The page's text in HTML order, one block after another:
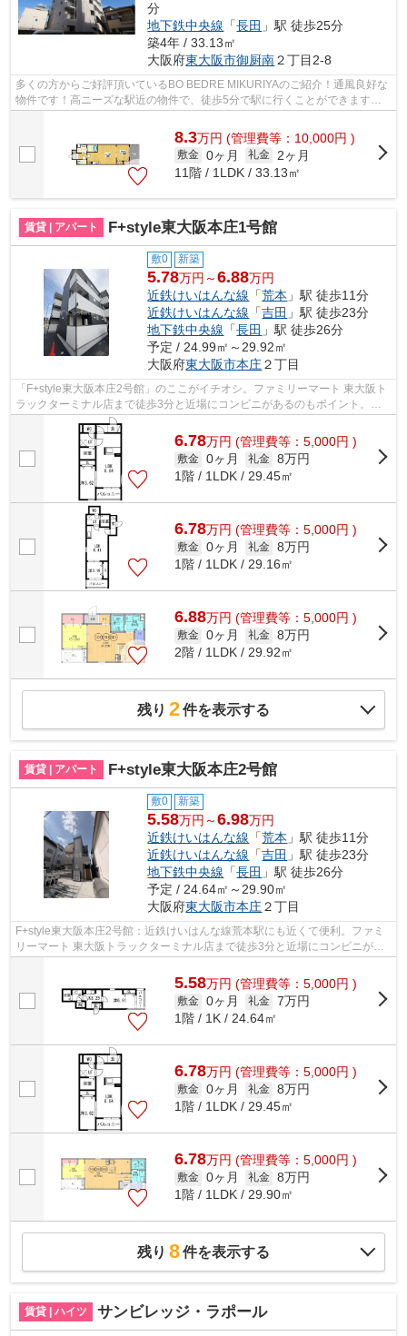
分
地下鉄中央線 「長田 」駅 徒歩25分
築4年 / 33.13㎡
大阪府東大阪市御厨南２丁目2-8
多くの方からご好評頂いているBO BEDRE MIKURIYAのご紹介！通風良好な
物件です！高ニーズな駅近の物件で、徒歩5分で駅に行くことができます！
8.3万円 (管理費等：10,000円 )
敷金 0ヶ月 礼金
2ヶ月
11階 / 1LDK / 33.13㎡
賃貸 | アパート F+style東大阪本庄1号館
敷0 新築
5.78万円～6.88万円
近鉄けいはんな線 「荒本 」駅 徒歩11分
近鉄けいはんな線 「吉田 」駅 徒歩23分
地下鉄中央線 「長田 」駅 徒歩26分
予定 / 24.99㎡～29.92㎡
大阪府東大阪市本庄２丁目
「F+style東大阪本庄2号館」のここがイチオシ。ファミリーマート 東大阪ト
ラックターミナル店まで徒歩3分と近場にコンビニがあるのもポイント。こ
ちらの物件はアパートです。周辺に駅...
6.78万円 (管理費等：5,000円 )
敷金 0ヶ月 礼金 8万円
1階 / 1LDK / 29.45㎡
6.78万円 (管理費等：5,000円 )
敷金 0ヶ月 礼金 8万円
1階 / 1LDK / 29.16㎡
6.88万円 (管理費等：5,000円 )
敷金 0ヶ月 礼金 8万円
2階 / 1LDK / 29.92㎡
残り 2件を表示する
賃貸 | アパート F+style東大阪本庄2号館
敷0 新築
5.58万円～6.98万円
近鉄けいはんな線 「荒本 」駅 徒歩11分
近鉄けいはんな線 「吉田 」駅 徒歩23分
地下鉄中央線 「長田 」駅 徒歩26分
予定 / 24.64㎡～29.90㎡
大阪府東大阪市本庄２丁目
F+style東大阪本庄2号館：近鉄けいはんな線荒本駅にも近くて便利。ファミ
リーマート 東大阪トラックターミナル店まで徒歩3分と近場にコンビニがあ
るのもポイント。眺望良好な物件です...
5.58万円 (管理費等：5,000円 )
敷金 0ヶ月 礼金 7万円
1階 / 1K / 24.64㎡
6.78万円 (管理費等：5,000円 )
敷金 0ヶ月 礼金 8万円
1階 / 1LDK / 29.45㎡
6.78万円 (管理費等：5,000円 )
敷金 0ヶ月 礼金 8万円
1階 / 1LDK / 29.90㎡
残り 8件を表示する
賃貸 | ハイツ サンビレッジ・ラポール